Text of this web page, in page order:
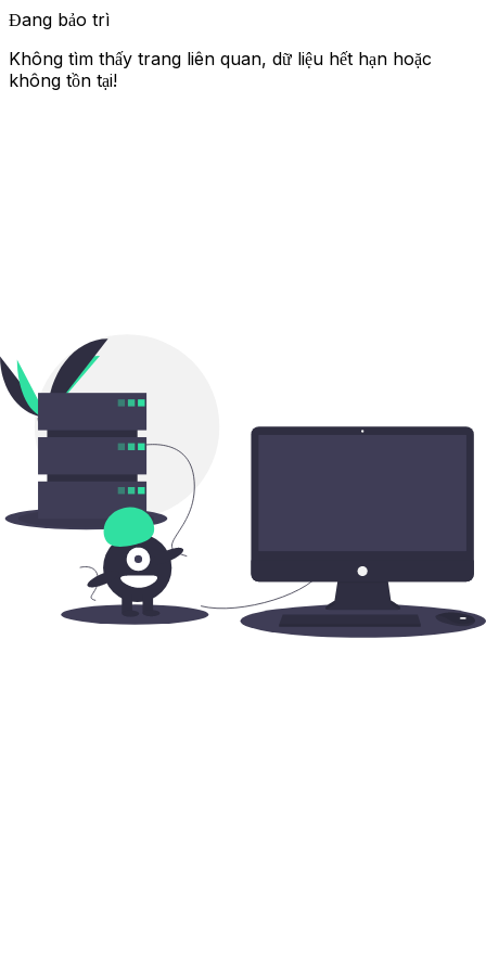
Đang bảo trì
Không tìm thấy trang liên quan, dữ liệu hết hạn hoặc
không tồn tại!